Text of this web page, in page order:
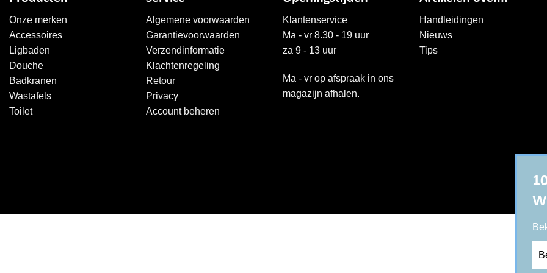
Onze merken
Accessoires
Ligbaden
Douche
Badkranen
Wastafels
Toilet
Algemene voorwaarden
Garantievoorwaarden
Verzendinformatie
Klachtenregeling
Retour
Privacy
Account beheren
Klantenservice
Ma - vr 8.30 - 19 uur
za 9 - 13 uur
Ma - vr op afspraak in ons
magazijn afhalen.
Handleidingen
Nieuws
Tips